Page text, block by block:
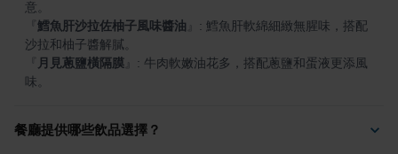
鱈魚肝沙拉佐柚子風味醬油
: 鱈魚肝軟綿細緻無腥味，搭配
月見蔥鹽橫隔膜
: 牛肉軟嫩油花多，搭配蔥鹽和蛋液更添風
味。
餐廳提供哪些飲品選擇？